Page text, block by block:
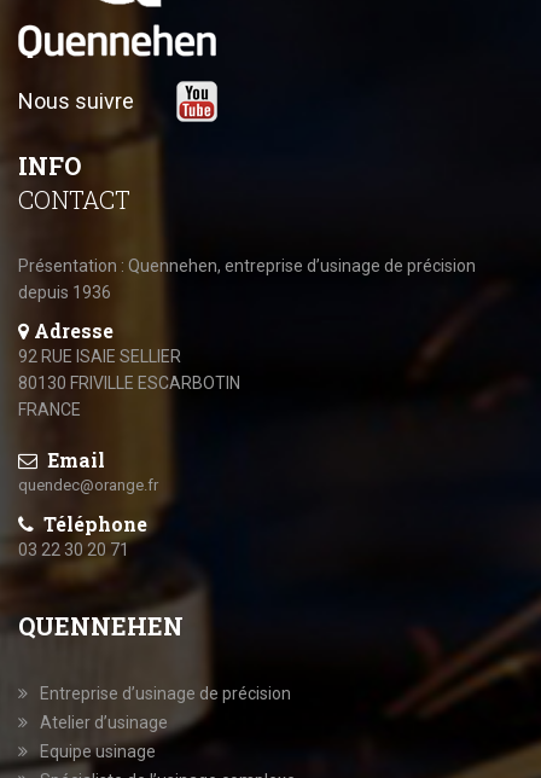
Nous suivre
INFO
CONTACT
Présentation : Quennehen, entreprise d’usinage de précision
depuis 1936
Adresse
92 RUE ISAIE SELLIER
80130 FRIVILLE ESCARBOTIN
FRANCE
Email
quendec@orange.fr
Téléphone
03 22 30 20 71
QUENNEHEN
Entreprise d’usinage de précision
Atelier d’usinage
Equipe usinage